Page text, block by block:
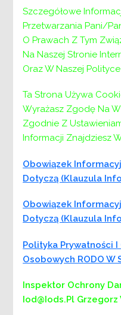
Szczegółowe
Przetwarzania Pani/
O Prawach Z Tym
Na Naszej Stronie
Oraz W Naszej
Ta Strona Używa
Wyrażasz Zgodę Na
Zgodnie Z
Informacji Znajdziesz
Obowiązek
Dotyczą (klauzula
Obowiązek
Dotyczą (klauzula
Polityka Prywatności
Osobowych RODO
Inspektor Ochrony
Iod@iods.pl Grzegorz
INFORMACJA
NA
KIEROWNIKA
Informujemy,
procedury
nie został
Uzasadnienie
Z uwagi na brak
stanowisko
pieczy zastępczej,
wyłonienia
przedmiotowym